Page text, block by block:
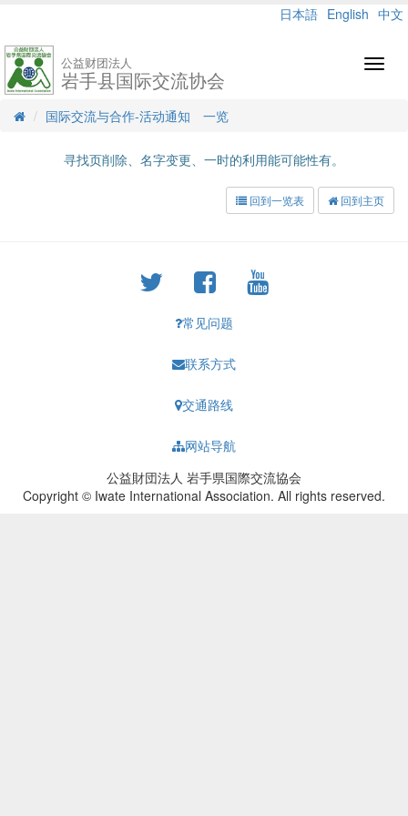
日本語 English 中文
公益财团法人
岩手县国际交流协会
国际交流与合作-活动通知 一览
寻找页削除、名字变更、一时的利用能可能性有。
回到一览表 回到主页
常见问题
联系方式
交通路线
网站导航
公益財団法人 岩手県国際交流協会
Copyright © Iwate International Association. All rights reserved.